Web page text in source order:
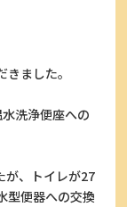
ました。
洗浄便座への
が、トイレが27
型便器への交換